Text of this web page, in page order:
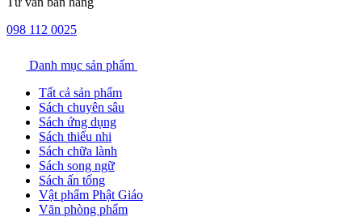
098 112 0025
Danh mục sản phẩm
Tất cả sản phẩm
Sách chuyên sâu
Sách ứng dụng
Sách thiếu nhi
Sách chữa lành
Sách song ngữ
Sách ấn tống
Vật phẩm Phật Giáo
Văn phòng phẩm